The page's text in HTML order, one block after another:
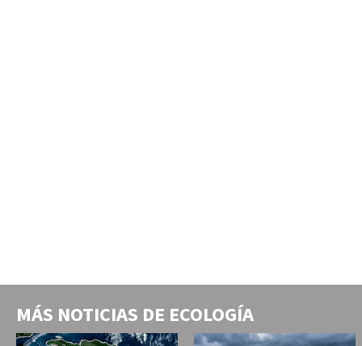
MÁS NOTICIAS DE ECOLOGÍA